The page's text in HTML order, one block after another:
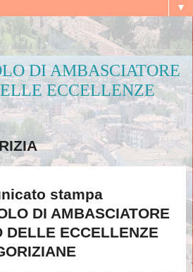
▼
DI AMBASCIATORE
ECCELLENZE
stampa
DI AMBASCIATORE
DELLE ECCELLENZE